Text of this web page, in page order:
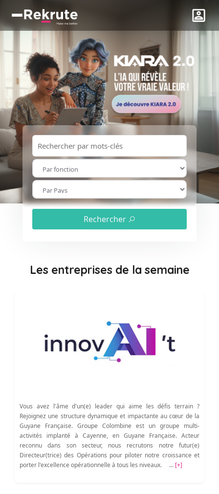
Rechercher
Les entreprises de la semaine
Vous avez l'âme d'un(e) leader qui aime les défis terrain ?
Rejoignez une structure dynamique et impactante au cœur de la
Guyane Française. Groupe Colombine est un groupe multi-
activités implanté à Cayenne, en Guyane Française. Acteur
reconnu dans son secteur, nous recrutons notre futur(e)
Directeur(trice) des Opérations pour piloter notre croissance et
porter l'excellence opérationnelle à tous les niveaux. ... [+]